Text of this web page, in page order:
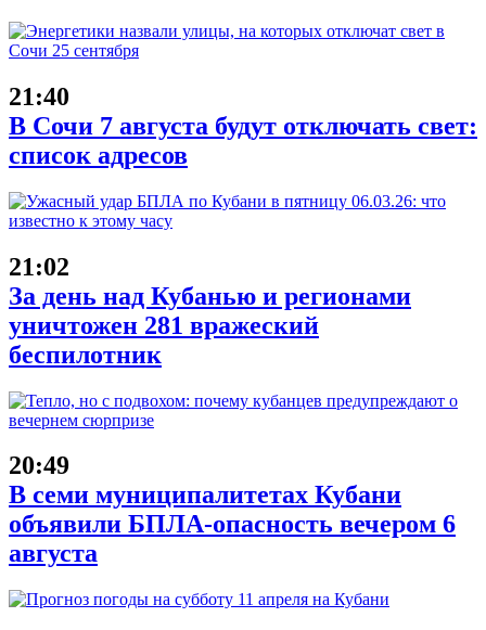
21:40
В Сочи 7 августа будут отключать свет:
список адресов
21:02
За день над Кубанью и регионами
уничтожен 281 вражеский
беспилотник
20:49
В семи муниципалитетах Кубани
объявили БПЛА-опасность вечером 6
августа